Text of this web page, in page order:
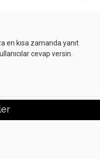
en kısa zamanda yanıt
cevap versin.